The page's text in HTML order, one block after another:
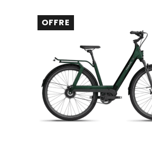
OFFRE